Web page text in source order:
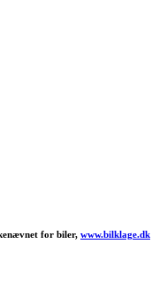
for biler, www.bilklage.dk